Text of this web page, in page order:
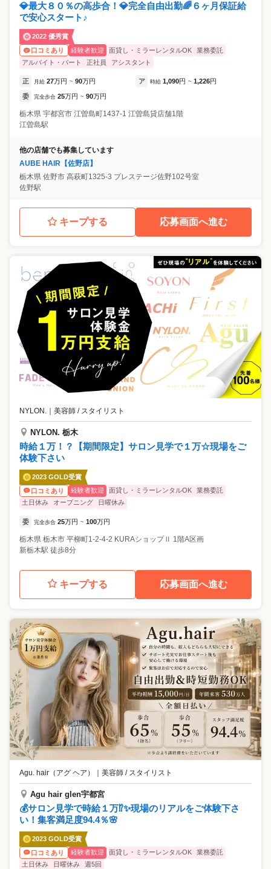
💎最大８０％の高歩合！💎完全自由出勤🌈６ヶ月保証給
で安心スタート♪
2022 優秀賞
口コミあり
経験者歓迎 面貸し・ミラーレンタルOK
業務委託
アルバイト・パート
正社員 アシスタント
正 月給 27万円 ~ 90万円 ア 時給 1,090円 ~ 1,226円
委 完全歩合 25万円 ~ 90万円
栃木県 宇都宮市 江曽島町1437-1 江曽島貸店舗1階
江曽島駅
他の店舗でも募集しています
AUBE HAIR【佐野店】
栃木県 佐野市 高萩町1325-3 プレステージ佐野102号室
佐野駅
キープする 応募画面へ進む
NYLON. ｜ 美容師 / スタイリスト
NYLON. 栃木
時給１万！？【期間限定】サロン見学で１万☆現場をご
体験下さい
2023 GOLD受賞
口コミあり
経験者歓迎 面貸し・ミラーレンタルOK
業務委託
土日休み
オープニング 日曜休み
委 完全歩合 25万円 ~ 100万円
栃木県 栃木市 平柳町1-2-4-2 KURAショップⅡ 1階A区画
新栃木駅 徒歩8分
キープする 応募画面へ進む
Agu. hair（アグ ヘア） 美容師 / スタイリスト
Agu hair glen宇都宮
💰サロン見学で時給１万⁉✨現場のリアルをご体験下さ
い！集客満足度94.4％🌸
2023 GOLD受賞
口コミあり
経験者歓迎 面貸し・ミラーレンタルOK
業務委託
土日休み
日曜休み 週5回